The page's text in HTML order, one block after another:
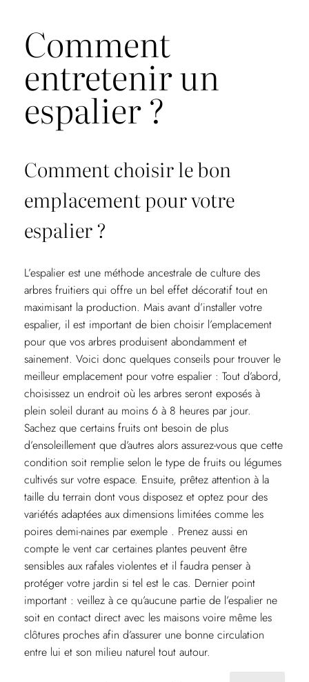
Comment
entretenir un
espalier ?
Comment choisir le bon
emplacement pour votre
espalier ?
L’espalier est une méthode ancestrale de culture des
arbres fruitiers qui offre un bel effet décoratif tout en
maximisant la production. Mais avant d’installer votre
espalier, il est important de bien choisir l’emplacement
pour que vos arbres produisent abondamment et
sainement. Voici donc quelques conseils pour trouver le
meilleur emplacement pour votre espalier : Tout d’abord,
choisissez un endroit où les arbres seront exposés à
plein soleil durant au moins 6 à 8 heures par jour.
Sachez que certains fruits ont besoin de plus
d’ensoleillement que d’autres alors assurez-vous que cette
condition soit remplie selon le type de fruits ou légumes
cultivés sur votre espace. Ensuite, prêtez attention à la
taille du terrain dont vous disposez et optez pour des
variétés adaptées aux dimensions limitées comme les
poires demi-naines par exemple . Prenez aussi en
compte le vent car certaines plantes peuvent être
sensibles aux rafales violentes et il faudra penser à
protéger votre jardin si tel est le cas. Dernier point
important : veillez à ce qu’aucune partie de l’espalier ne
soit en contact direct avec les maisons voire même les
clôtures proches afin d’assurer une bonne circulation
entre lui et son milieu naturel tout autour.